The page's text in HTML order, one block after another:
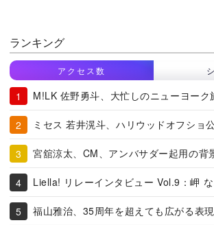
ランキング
アクセス数
M!LK 佐野勇斗、大忙しのニューヨーク
ミセス 若井滉斗、ハリウッドオフショ
宮舘涼太、CM、アンバサダー起用の背
Liella! リレーインタビュー Vol.9：岬 な
福山雅治、35周年を超えても広がる表現